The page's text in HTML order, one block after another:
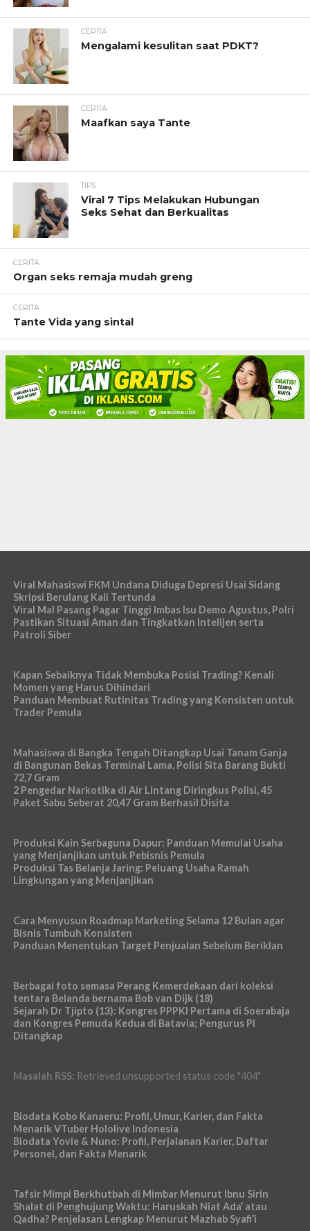
CERITA
Mengalami kesulitan saat PDKT?
CERITA
Maafkan saya Tante
TIPS
Viral 7 Tips Melakukan Hubungan
Seks Sehat dan Berkualitas
CERITA
Organ seks remaja mudah greng
CERITA
Tante Vida yang sintal
Viral Mahasiswi FKM Undana Diduga Depresi Usai Sidang
Skripsi Berulang Kali Tertunda
Viral Mal Pasang Pagar Tinggi Imbas Isu Demo Agustus, Polri
Pastikan Situasi Aman dan Tingkatkan Intelijen serta
Patroli Siber
Kapan Sebaiknya Tidak Membuka Posisi Trading? Kenali
Momen yang Harus Dihindari
Panduan Membuat Rutinitas Trading yang Konsisten untuk
Trader Pemula
Mahasiswa di Bangka Tengah Ditangkap Usai Tanam Ganja
di Bangunan Bekas Terminal Lama, Polisi Sita Barang Bukti
72,7 Gram
2 Pengedar Narkotika di Air Lintang Diringkus Polisi, 45
Paket Sabu Seberat 20,47 Gram Berhasil Disita
Produksi Kain Serbaguna Dapur: Panduan Memulai Usaha
yang Menjanjikan untuk Pebisnis Pemula
Produksi Tas Belanja Jaring: Peluang Usaha Ramah
Lingkungan yang Menjanjikan
Cara Menyusun Roadmap Marketing Selama 12 Bulan agar
Bisnis Tumbuh Konsisten
Panduan Menentukan Target Penjualan Sebelum Beriklan
Berbagai foto semasa Perang Kemerdekaan dari koleksi
tentara Belanda bernama Bob van Dijk (18)
Sejarah Dr Tjipto (13): Kongres PPPKI Pertama di Soerabaja
dan Kongres Pemuda Kedua di Batavia; Pengurus PI
Ditangkap
Masalah RSS: Retrieved unsupported status code "404"
Biodata Kobo Kanaeru: Profil, Umur, Karier, dan Fakta
Menarik VTuber Hololive Indonesia
Biodata Yovie & Nuno: Profil, Perjalanan Karier, Daftar
Personel, dan Fakta Menarik
Tafsir Mimpi Berkhutbah di Mimbar Menurut Ibnu Sirin
Shalat di Penghujung Waktu: Haruskah Niat Ada’ atau
Qadha? Penjelasan Lengkap Menurut Mazhab Syafi’i